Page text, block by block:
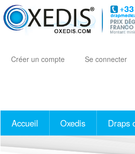
Aller
au
contenu
Créer un compte Se connecter
Accueil Oxedis Draps